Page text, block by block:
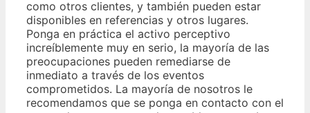
como otros clientes, y también pueden estar
disponibles en referencias y otros lugares.
Ponga en práctica el activo perceptivo
increíblemente muy en serio, la mayoría de las
preocupaciones pueden remediarse de
inmediato a través de los eventos
comprometidos. La mayoría de nosotros le
recomendamos que se ponga en contacto con el